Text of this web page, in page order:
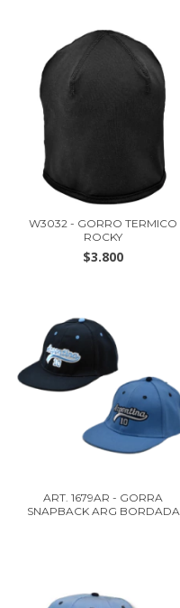
W3032 - GORRO TERMICO
ROCKY
$3.800
ART. 1679AR - GORRA
SNAPBACK ARG BORDADA